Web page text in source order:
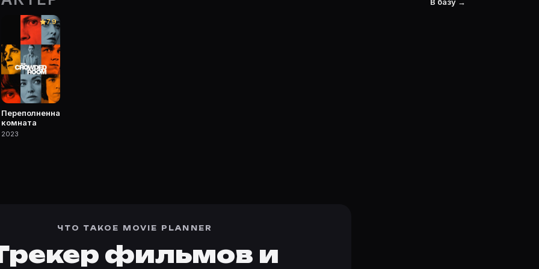
Planner.
сериалы, роли и фото.
7.9
Переполненная
комната
2023
ЧТО ТАКОЕ MOVIE PLANNER
фильмов и